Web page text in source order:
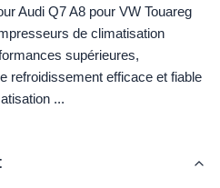
Audi Q7 A8 pour VW Touareg
de climatisation
supérieures,
refroidissement efficace et fiable
...